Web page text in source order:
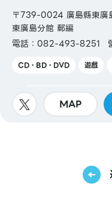
〒739-0024 廣島縣東廣
東廣島分館 郵編
電話：082-493-8251
CD・BD・DVD 遊戲
MAP